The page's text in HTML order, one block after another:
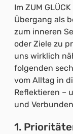
Im ZUM
Übergang als
zum inneren
oder Ziele zu
uns wirklich
folgenden
vom Alltag in
Reflektieren –
und
1.